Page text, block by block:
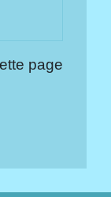
page